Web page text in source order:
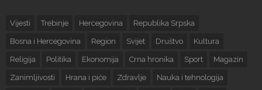
Vijesti Trebinje Hercegovina Republika Srpska
Bosna i Hercegovina Region Svijet Društvo Kultura
Religija Politika Ekonomija Crna hronika Sport Magazin
Zanimljivosti Hrana i piće Zdravlje Nauka i tehnologija